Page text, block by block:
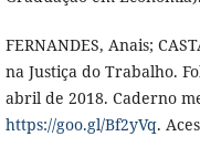
FERNANDES, Anais;
na Justiça do Trabalho.
abril de 2018. Caderno
https://goo.gl/Bf2yVq.